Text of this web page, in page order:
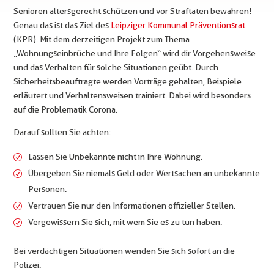
Senioren altersgerecht schützen und vor Straftaten bewahren!
Genau das ist das Ziel des Leipziger Kommunal Präventionsrat
(KPR). Mit dem derzeitigen Projekt zum Thema
„Wohnungseinbrüche und Ihre Folgen“ wird dir Vorgehensweise
und das Verhalten für solche Situationen geübt. Durch
Sicherheitsbeauftragte werden Vorträge gehalten, Beispiele
erläutert und Verhaltensweisen trainiert. Dabei wird besonders
auf die Problematik Corona.
Darauf sollten Sie achten:
Lassen Sie Unbekannte nicht in Ihre Wohnung.
Übergeben Sie niemals Geld oder Wertsachen an unbekannte
Personen.
Vertrauen Sie nur den Informationen offizieller Stellen.
Vergewissern Sie sich, mit wem Sie es zu tun haben.
Bei verdächtigen Situationen wenden Sie sich sofort an die
Polizei.